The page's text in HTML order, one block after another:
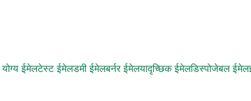
ईमेलटेस्ट ईमेलडमी ईमेलबर्नर ईमेलयादृच्छिक ईमेलडिस्पोजेबल ईमेल